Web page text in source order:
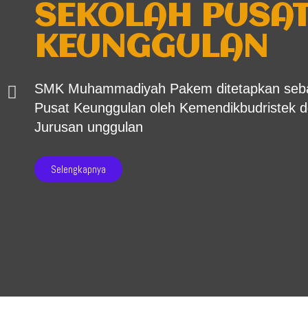
SEKOLAH
KEUNGGULAN
SMK Muhammadiyah Pakem ditetapkan
Pusat Keunggulan oleh Kemendikbudristek
Jurusan unggulan
Selengkapnya